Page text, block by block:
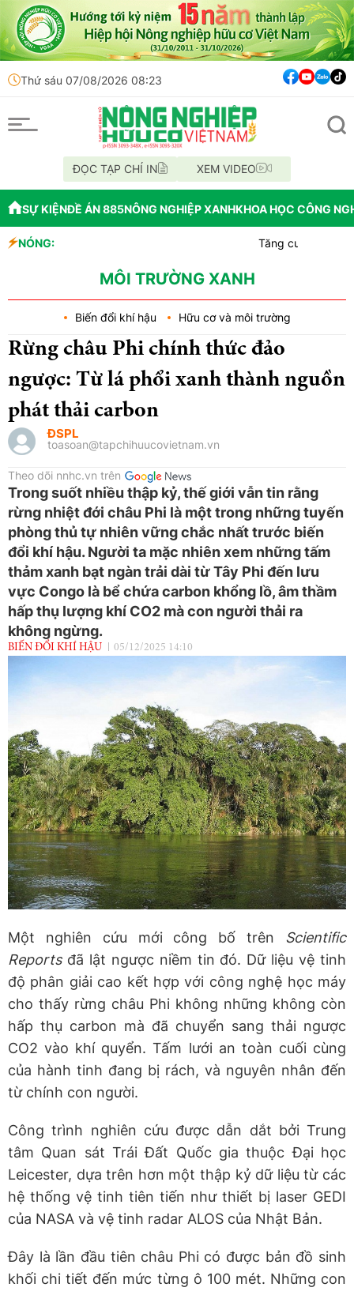
Thứ sáu 07/08/2026 08:23
ĐỌC TẠP CHÍ IN XEM VIDEO
SỰ KIỆNĐỀ ÁN 885NÔNG NGHIỆP XANHKHOA HỌC CÔNG
NÓNG:
Tăng cường kiểm tra,
Quảng Trị: Hội thảo đầu bờ
MÔI TRƯỜNG XANH
Biến đổi khí hậu Hữu cơ và môi trường
Rừng châu Phi chính thức đảo
ngược: Từ lá phổi xanh thành nguồn
phát thải carbon
ĐSPL
toasoan@tapchihuucovietnam.vn
Theo dõi nnhc.vn trên
Trong suốt nhiều thập kỷ, thế giới vẫn tin rằng
rừng nhiệt đới châu Phi là một trong những tuyến
phòng thủ tự nhiên vững chắc nhất trước biến
đổi khí hậu. Người ta mặc nhiên xem những tấm
thảm xanh bạt ngàn trải dài từ Tây Phi đến lưu
vực Congo là bể chứa carbon khổng lồ, âm thầm
hấp thụ lượng khí CO2 mà con người thải ra
không ngừng.
BIẾN ĐỔI KHÍ HẬU 05/12/2025 14:10
Một nghiên cứu mới công bố trên Scientific
Reportsđã lật ngược niềm tin đó. Dữ liệu vệ tinh
độ phân giải cao kết hợp với công nghệ học máy
cho thấy rừng châu Phi không những không còn
hấp thụ carbon mà đã chuyển sang thải ngược
CO2 vào khí quyển. Tấm lưới an toàn cuối cùng
của hành tinh đang bị rách, và nguyên nhân đến
từ chính con người.
Công trình nghiên cứu được dẫn dắt bởi Trung
tâm Quan sát Trái Đất Quốc gia thuộc Đại học
Leicester, dựa trên hơn một thập kỷ dữ liệu từ các
hệ thống vệ tinh tiên tiến như thiết bị laser GEDI
của NASA và vệ tinh radar ALOS của Nhật Bản.
Đây là lần đầu tiên châu Phi có được bản đồ sinh
khối chi tiết đến mức từng ô 100 mét. Những con